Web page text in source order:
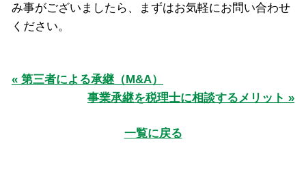
み事がございましたら、まずはお気軽にお問い合わせ
ください。
« 第三者による承継（M&A）
事業承継を税理士に相談するメリット »
一覧に戻る